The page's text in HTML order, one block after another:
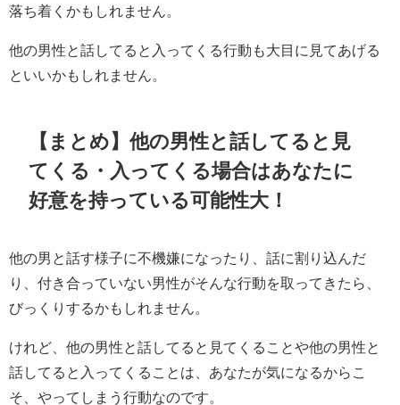
落ち着くかもしれません。
他の男性と話してると入ってくる行動も大目に見てあげる
といいかもしれません。
【まとめ】他の男性と話してると見
てくる・入ってくる場合はあなたに
好意を持っている可能性大！
他の男と話す様子に不機嫌になったり、話に割り込んだ
り、付き合っていない男性がそんな行動を取ってきたら、
びっくりするかもしれません。
けれど、他の男性と話してると見てくることや他の男性と
話してると入ってくることは、あなたが気になるからこ
そ、やってしまう行動なのです。